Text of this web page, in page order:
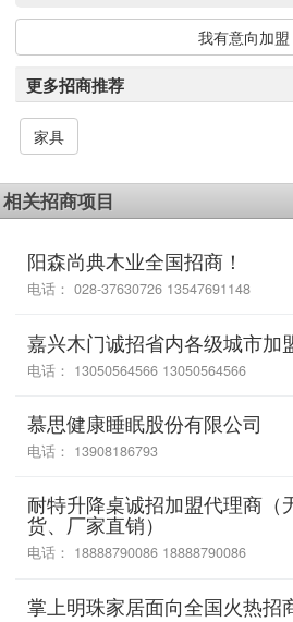
我有意向加盟
更多招商推荐
家具
相关招商项目
阳森尚典木业全国招商！
电话： 028-37630726 13547691148
嘉兴木门诚招省内各级城市加
电话： 13050564566 13050564566
慕思健康睡眠股份有限公司
电话： 13908186793
耐特升降桌诚招加盟代理商（
货、厂家直销）
电话： 18888790086 18888790086
掌上明珠家居面向全国火热招